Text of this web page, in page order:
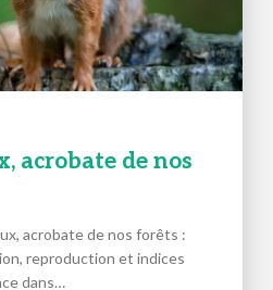
acrobate de nos
acrobate de nos forêts :
reproduction et indices
dans…